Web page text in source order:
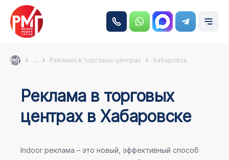
... Реклама в торговых центрах Хабаровск
Реклама в торговых
центрах в Хабаровске
Indoor реклама – это новый, эффективный способ